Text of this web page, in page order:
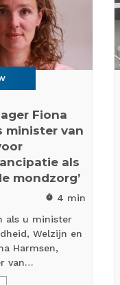
Fiona
minister van
als
mondzorg’
timer 4 min
als u minister
Welzijn en
Harmsen,
van…